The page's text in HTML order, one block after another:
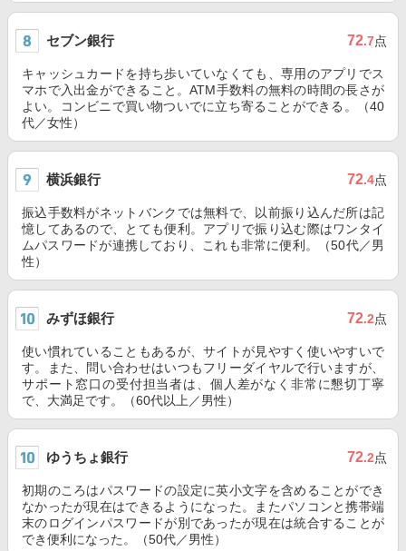
セブン銀行 72.7点
キャッシュカードを持ち歩いていなくても、専用のアプリでス
マホで入出金ができること。ATM手数料の無料の時間の長さが
よい。コンビニで買い物ついでに立ち寄ることができる。（40
代／女性）
横浜銀行 72.4点
振込手数料がネットバンクでは無料で、以前振り込んだ所は記
憶してあるので、とても便利。アプリで振り込む際はワンタイ
ムパスワードが連携しており、これも非常に便利。（50代／男
性）
みずほ銀行 72.2点
使い慣れていることもあるが、サイトが見やすく使いやすいで
す。また、問い合わせはいつもフリーダイヤルで行いますが、
サポート窓口の受付担当者は、個人差がなく非常に懇切丁寧
で、大満足です。（60代以上／男性）
ゆうちょ銀行 72.2点
初期のころはパスワードの設定に英小文字を含めることができ
なかったが現在はできるようになった。またパソコンと携帯端
末のログインパスワードが別であったが現在は統合することが
でき便利になった。（50代／男性）